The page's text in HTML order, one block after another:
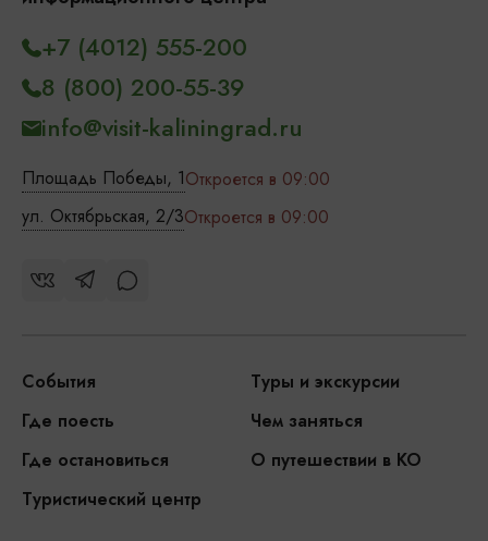
Площадь Победы, 1Откроется в 09:00
ул. Октябрьская, 2/3Откроется в 09:00
+7 (4012) 555-200
8 (800) 200-55-39
info@visit-kaliningrad.ru
События
Туры и экскурсии
Где поесть
Чем заняться
Где остановиться
О путешествии в КО
Туристический центр